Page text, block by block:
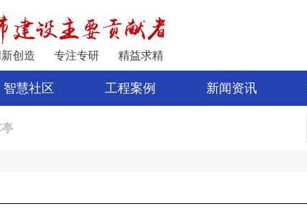
创造 专注专研 精益求精
智慧社区 工程案例 新闻资讯